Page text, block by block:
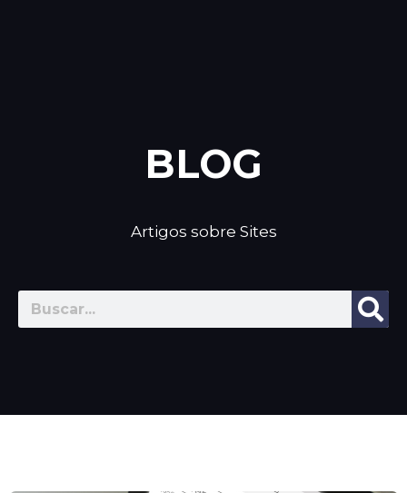
BLOG
Artigos sobre Sites